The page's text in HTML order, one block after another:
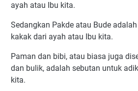
ayah atau Ibu kita.
Sedangkan Pakde atau Bude
kakak dari ayah atau Ibu kita.
Paman dan bibi, atau biasa juga
dan bulik, adalah sebutan untuk
kita.